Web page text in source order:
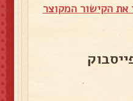
את הקישור המקוצר